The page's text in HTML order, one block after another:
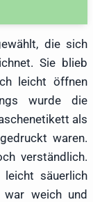
die sich
Sie blieb
leicht öffnen
wurde die
als
waren.
verständlich.
leicht säuerlich
war weich und